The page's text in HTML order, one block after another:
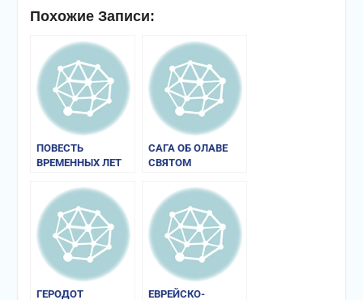
Похожие Записи:
ПОВЕСТЬ
ВРЕМЕННЫХ ЛЕТ
САГА ОБ ОЛАВЕ
СВЯТОМ
ГЕРОДОТ ЕВРЕЙСКО-